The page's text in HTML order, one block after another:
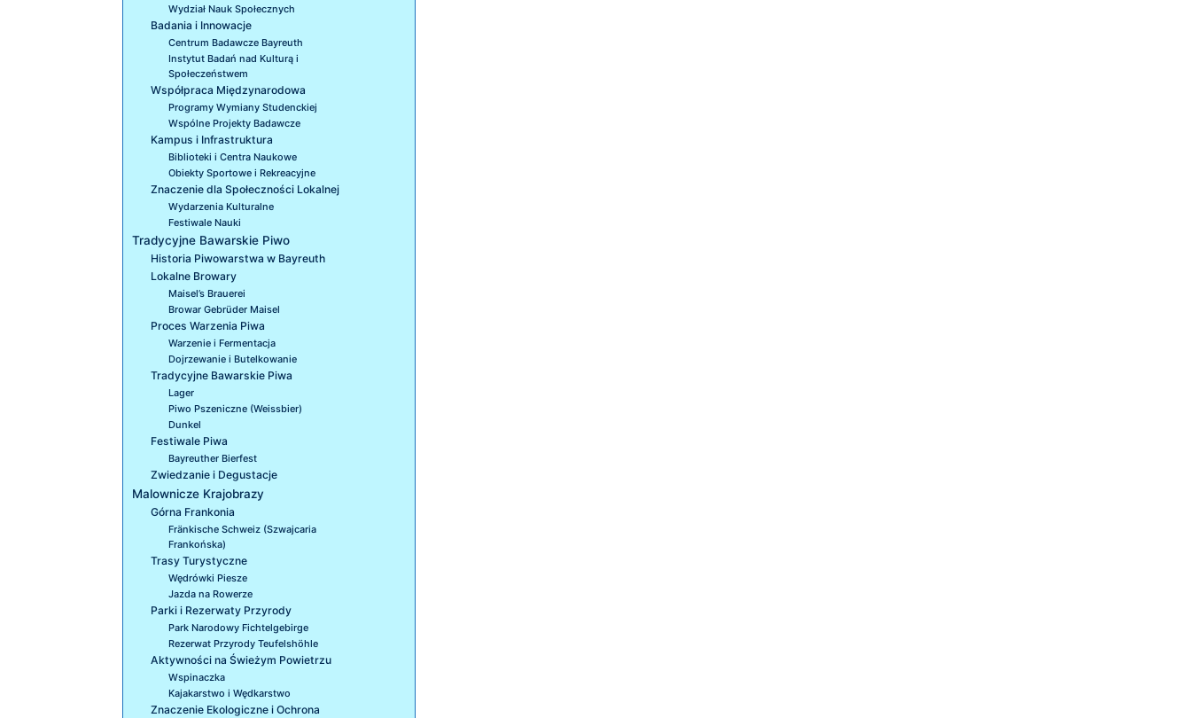
Wydział Nauk Społecznych
Badania i Innowacje
Centrum Badawcze Bayreuth
Instytut Badań nad Kulturą i
Społeczeństwem
Współpraca Międzynarodowa
Programy Wymiany Studenckiej
Wspólne Projekty Badawcze
Kampus i Infrastruktura
Biblioteki i Centra Naukowe
Obiekty Sportowe i Rekreacyjne
Znaczenie dla Społeczności Lokalnej
Wydarzenia Kulturalne
Festiwale Nauki
Tradycyjne Bawarskie Piwo
Historia Piwowarstwa w Bayreuth
Lokalne Browary
Maisel’s Brauerei
Browar Gebrüder Maisel
Proces Warzenia Piwa
Warzenie i Fermentacja
Dojrzewanie i Butelkowanie
Tradycyjne Bawarskie Piwa
Lager
Piwo Pszeniczne (Weissbier)
Dunkel
Festiwale Piwa
Bayreuther Bierfest
Zwiedzanie i Degustacje
Malownicze Krajobrazy
Górna Frankonia
Fränkische Schweiz (Szwajcaria
Frankońska)
Trasy Turystyczne
Wędrówki Piesze
Jazda na Rowerze
Parki i Rezerwaty Przyrody
Park Narodowy Fichtelgebirge
Rezerwat Przyrody Teufelshöhle
Aktywności na Świeżym Powietrzu
Wspinaczka
Kajakarstwo i Wędkarstwo
Znaczenie Ekologiczne i Ochrona